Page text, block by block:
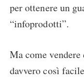
per ottenere un
“infoprodotti”.
Ma come
davvero così